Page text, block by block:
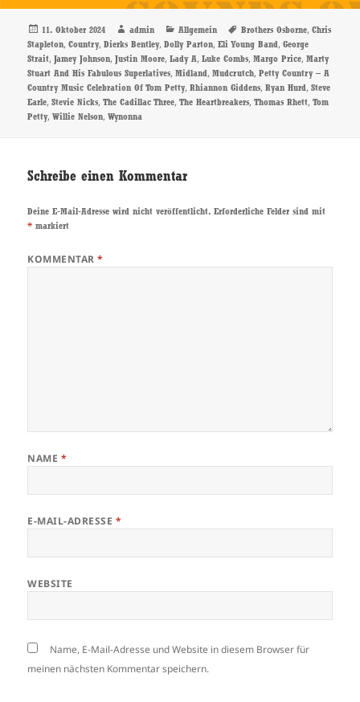
Veröffentlicht
am
11. Oktober 2024 Autor
admin Kategorien
Allgemein Schlagwörter
Brothers Osborne,Chris
Stapleton,Country,Dierks Bentley,Dolly Parton,Eli Young Band,George
Strait,Jamey Johnson,Justin Moore,Lady A,Luke Combs,Margo Price,Marty
Stuart And His Fabulous Superlatives,Midland,Mudcrutch,Petty Country – A
Country Music Celebration Of Tom Petty,Rhiannon Giddens,Ryan Hurd,Steve
Earle,Stevie Nicks,The Cadillac Three,The Heartbreakers,Thomas Rhett,Tom
Petty,Willie Nelson,Wynonna
Schreibe einen Kommentar
Deine E-Mail-Adresse wird nicht veröffentlicht. Erforderliche Felder sind mit
* markiert
KOMMENTAR*
NAME *
E-MAIL-ADRESSE *
WEBSITE
Name, E-Mail-Adresse und Website in diesem Browser für
meinen nächsten Kommentar speichern.